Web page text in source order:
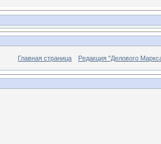
Главная страница Редакция "Делового